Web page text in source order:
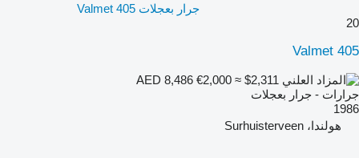
جرار بعجلات Valmet 405
20
Valmet 405
€2,000 ≈ $2,311
جرارات - جرار بعجلات
1986
هولندا، Surhuisterveen